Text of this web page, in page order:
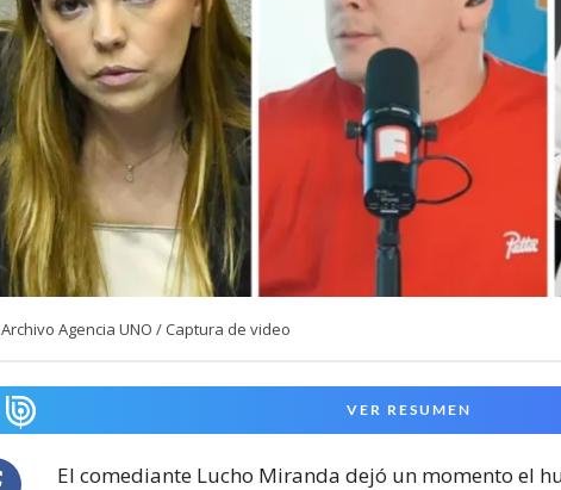
Archivo Agencia UNO / Captura de video
VER RESUMEN
El comediante Lucho Miranda dejó un momento el